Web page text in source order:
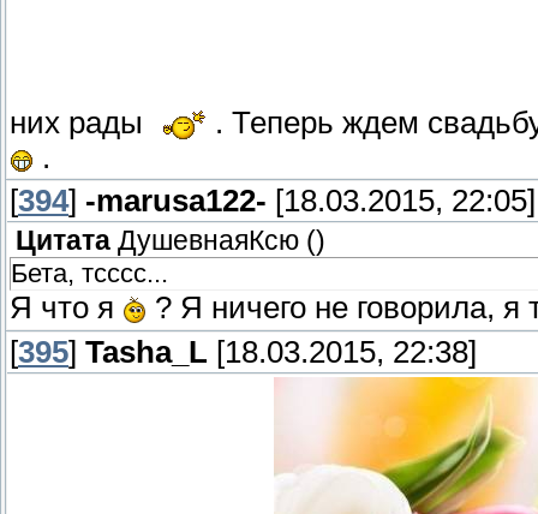
них рады
. Теперь ждем
.
[394] -marusa122- [18.03.2015, 22:05]
Цитата ДушевнаяКсю ()
Бета, тсссс...
Я что я
? Я ничего не говорила,
[395] Tasha_L [18.03.2015, 22:38]